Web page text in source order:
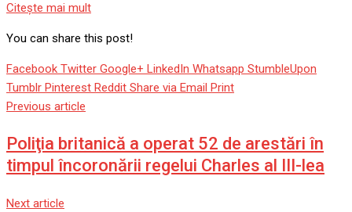
Citeşte mai mult
You can share this post!
Facebook Twitter Google+ LinkedIn Whatsapp StumbleUpon
Tumblr Pinterest Reddit Share via Email Print
Previous article
Poliţia britanică a operat 52 de arestări în
timpul încoronării regelui Charles al III-lea
Next article